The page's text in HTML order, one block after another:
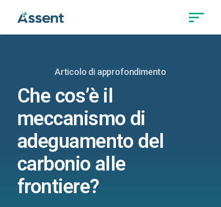
Articolo di approfondimento
Che cos’è il
meccanismo di
adeguamento del
carbonio alle
frontiere?